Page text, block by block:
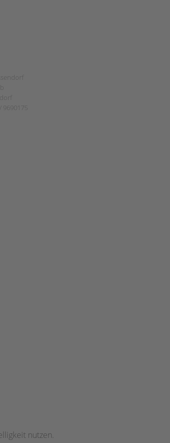
nutzen.